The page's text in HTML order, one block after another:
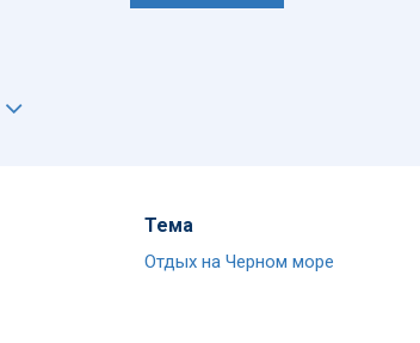
Тема
Отдых на Черном море